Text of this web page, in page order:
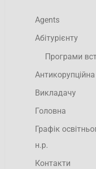
Agents
Абітурієнту
Програми
Викладачу
Головна
Графік
н.р.
Контакти